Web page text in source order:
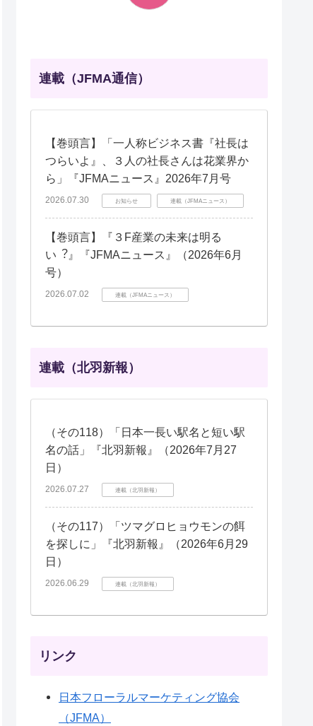
連載（JFMA通信）
【巻頭言】「一人称ビジネス書『社長は
つらいよ』、３人の社長さんは花業界か
ら」『JFMAニュース』2026年7月号
2026.07.30 お知らせ 連載（JFMAニュース）
【巻頭言】『３F産業の未来は明る
い︖』『JFMAニュース』（2026年6月
号）
2026.07.02 連載（JFMAニュース）
連載（北羽新報）
（その118）「日本一長い駅名と短い駅
名の話」『北羽新報』（2026年7月27
日）
2026.07.27 連載（北羽新報）
（その117）「ツマグロヒョウモンの餌
を探しに」『北羽新報』（2026年6月29
日）
2026.06.29 連載（北羽新報）
リンク
日本フローラルマーケティング協会
（JFMA）